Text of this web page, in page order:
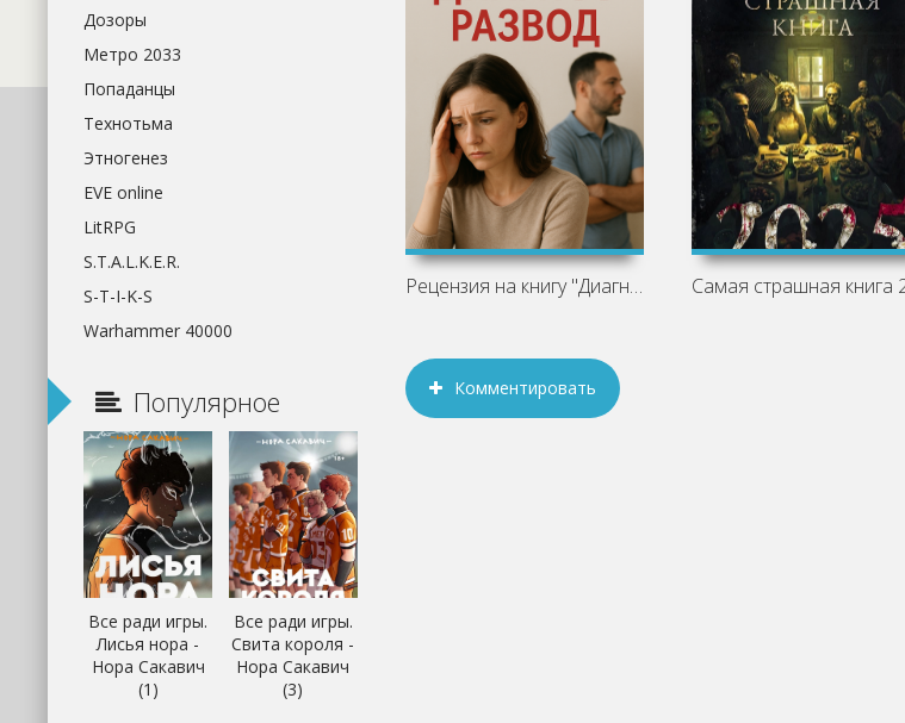
Рецензия на книгу "Диагноз развод" -
Комментировать
Дозоры
Метро 2033
Попаданцы
Технотьма
Этногенез
EVE online
LitRPG
S.T.A.L.K.E.R.
S-T-I-K-S
Warhammer 40000
Популярное
Все ради игры.
Лисья нора -
Нора Сакавич
(1)
Все ради игры.
Свита короля -
Нора Сакавич
(3)